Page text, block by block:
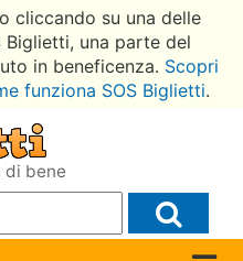
cliccando su una delle
una parte del
in beneficenza. Scopri
funziona SOS Biglietti.
di bene